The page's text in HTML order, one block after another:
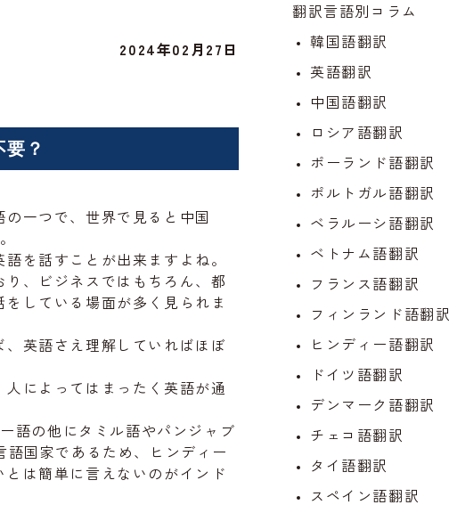
2024年02月27日
？
一つで、世界で見ると中国
を話すことが出来ますよね。
、ビジネスではもちろん、都
している場面が多く見られま
英語さえ理解していればほぼ
によってはまったく英語が通
語の他にタミル語やパンジャブ
国家であるため、ヒンディー
は簡単に言えないのがインド
翻訳言語別コラム
韓国語翻訳
英語翻訳
中国語翻訳
ロシア語翻訳
ポーランド語翻訳
ポルトガル語翻訳
ベラルーシ語翻訳
ベトナム語翻訳
フランス語翻訳
フィンランド語翻訳
ヒンディー語翻訳
ドイツ語翻訳
デンマーク語翻訳
チェコ語翻訳
タイ語翻訳
スペイン語翻訳